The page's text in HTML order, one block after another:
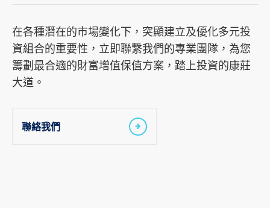
在各種潛在的市場變化下，突顯建立及優化多元投
資組合的重要性，立即聯繫我們的專業團隊，為您
籌劃最合適的財富增值保值方案，踏上投資的康莊
大道。
聯絡我們